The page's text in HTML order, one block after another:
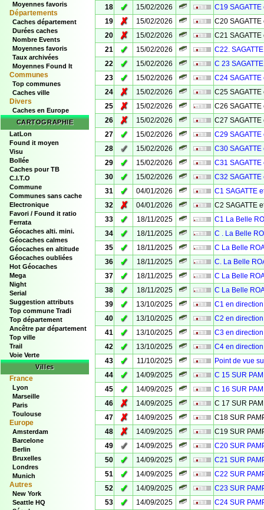
Moyennes favoris
Départements
Caches département
Durées caches
Nombre Events
Moyennes favoris
Taux archivées
Moyennes Found It
Communes
Top communes
Caches ville
Divers
Caches en Europe
CARTOGRAPHIE
LatLon
Found it moyen
Visu
Bollée
Caches pour TB
C.I.T.O
Commune
Communes sans cache
Electronique
Favori / Found it ratio
Ferrata
Géocaches alti. mini.
Géocaches calmes
Géocaches en altitude
Géocaches oubliées
Hot Géocaches
Mega
Night
Serial
Suggestion attributs
Top commune Tradi
Top département
Ancêtre par département
Top ville
Trail
Voie Verte
Villes
France
Lyon
Marseille
Paris
Toulouse
Europe
Amsterdam
Barcelone
Berlin
Bruxelles
Londres
Munich
Autres
New York
Seattle HQ
18
✓ 15/02/2026
C19 SAGATTE
19
✗ 15/02/2026
C20 SAGATTE
20
✗ 15/02/2026
C21 SAGATTE
21
✓ 15/02/2026
C22.
22
✓ 15/02/2026
C 23
23
✓ 15/02/2026
C24 SAGATTE
24
✗ 15/02/2026
C25 SAGATTE
25
✗ 15/02/2026
C26 SAGATTE
26
✗ 15/02/2026
C27 SAGATTE
27
✓ 15/02/2026
C29 SAGATTE
28
✓ 15/02/2026
C30 SAGATTE
29
✓ 15/02/2026
C31 SAGATTE
30
✓ 15/02/2026
C32 SAGATTE
31
✓ 04/01/2026
C1 SAGATTE
32
✗ 04/01/2026
C2 SAGATTE
33
✓ 18/11/2025
C1 La Belle
34
✓ 18/11/2025
C . La Belle
35
✓ 18/11/2025
C La Belle
36
✓ 18/11/2025
C. La Belle
37
✓ 18/11/2025
C La Belle
38
✓ 18/11/2025
C La Belle
39
✓ 13/10/2025
C1 en
40
✓ 13/10/2025
C2 en
41
✓ 13/10/2025
C3 en
42
✓ 13/10/2025
C4 en
43
✓ 11/10/2025
Point de vue
44
✓ 14/09/2025
C 15 SUR
45
✓ 14/09/2025
C 16 SUR
46
✗ 14/09/2025
C 17 SUR
47
✗ 14/09/2025
C18 SUR
48
✗ 14/09/2025
C19 SUR
49
✓ 14/09/2025
C20 SUR
50
✓ 14/09/2025
C21 SUR
51
✓ 14/09/2025
C22 SUR
52
✓ 14/09/2025
C23 SUR
53
✓ 14/09/2025
C24 SUR